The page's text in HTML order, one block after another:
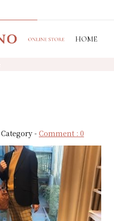
HOME
Category - Comment : 0